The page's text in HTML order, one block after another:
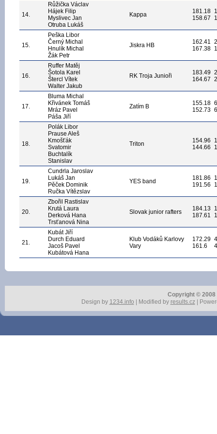
14.
Růžička Václav
Hájek Filip
Myslivec Jan
Otruba Lukáš
Kappa
181.18
158.67
15.
Peška Libor
Černý Michal
Hnulík Michal
Žák Petr
Jiskra HB
162.41
167.38
16.
Ruffer Matěj
Šotola Karel
Štercl Vítek
Walter Jakub
RK Troja Junioři
183.49
164.67
17.
Bluma Michal
Křivánek Tomáš
Mráz Pavel
Páša Jiří
Zatím B
155.18
152.73
18.
Polák Libor
Prause Aleš
Kmošťák
Svatomir
Buchtalík
Stanislav
Triton
154.96
144.66
19.
Cundrla Jaroslav
Lukáš Jan
Pěček Dominik
Ručka Vítězslav
YES band
181.86
191.56
20.
Zbořil Rastislav
Krutá Laura
Derková Hana
Trsťanová Nina
Slovak junior rafters
184.13
187.61
21.
Kubát Jiří
Durch Eduard
Jacoš Pavel
Kubátová Hana
Klub Vodáků Karlovy
Vary
172.29
161.6
Copyright ©
Design by 1234.info | Modified by results.cz|